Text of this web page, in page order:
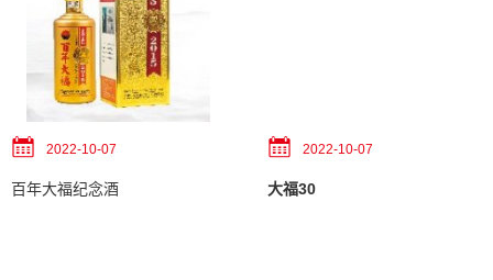
2022-10-07
百年大福纪念酒
2022-10-07
大福30